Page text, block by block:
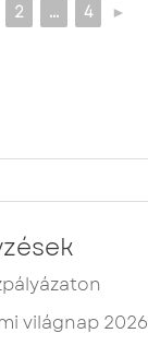
2 ... 4 ►
világnap 2026